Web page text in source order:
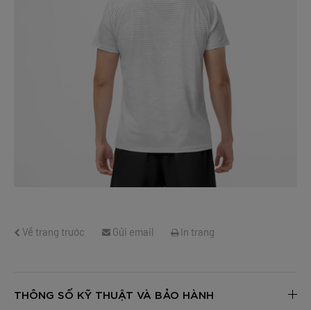
Về trang trước Gửi email In trang
THÔNG SỐ KỸ THUẬT VÀ BẢO HÀNH